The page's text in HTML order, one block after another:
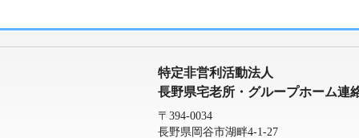
特定非営利活動法人
長野県宅老所・グループホーム連
〒394-0034
長野県岡谷市湖畔4-1-27